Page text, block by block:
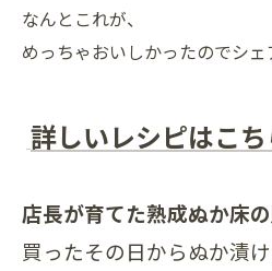
なんとこれが、
めっちゃおいしかったのでシェ
詳しいレシピはこち
店長が育てた熟成ぬか床の
買ったその日からぬか漬